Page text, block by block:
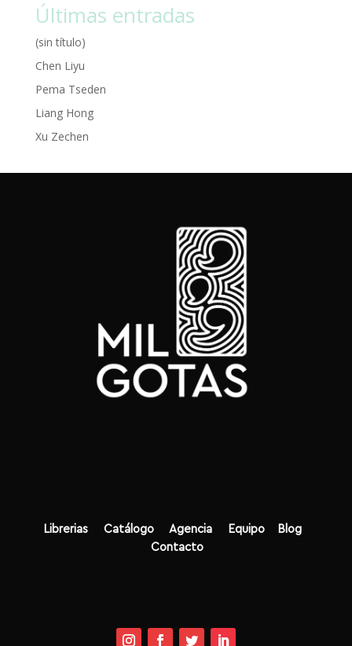
Últimas entradas
(sin título)
Chen Liyu
Pema Tseden
Liang Hong
Xu Zechen
Librerias CatálogoAgencia Equipo
Blog
Contacto